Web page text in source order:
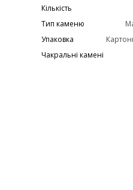
Кількість
Тип каменю
Упаковка
Чакральні камені